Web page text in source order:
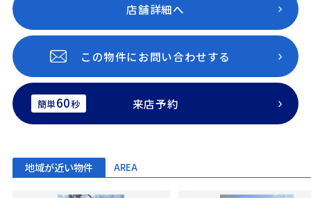
店舗詳細へ
この物件にお問い合わせする
簡単60秒 来店予約
地域が近い物件 AREA